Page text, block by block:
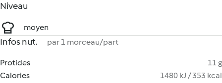
Niveau
moyen
Infos nut. par 1 morceau/part
Protides
11 g
Calories
1480 kJ / 353 kcal